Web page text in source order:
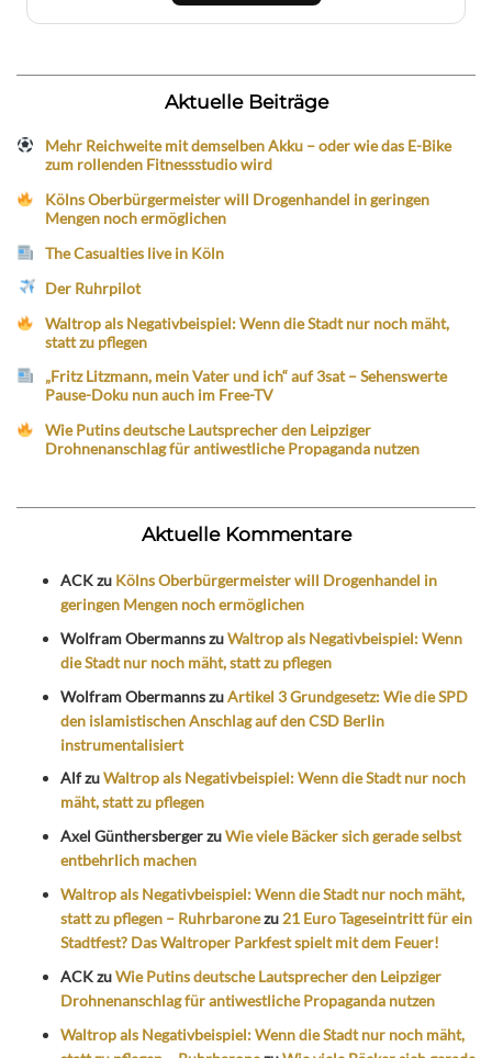
Aktuelle Beiträge
Mehr Reichweite mit demselben Akku – oder wie das E-Bike
zum rollenden Fitnessstudio wird
Kölns Oberbürgermeister will Drogenhandel in geringen
Mengen noch ermöglichen
The Casualties live in Köln
Der Ruhrpilot
Waltrop als Negativbeispiel: Wenn die Stadt nur noch mäht,
statt zu pflegen
„Fritz Litzmann, mein Vater und ich“ auf 3sat – Sehenswerte
Pause-Doku nun auch im Free-TV
Wie Putins deutsche Lautsprecher den Leipziger
Drohnenanschlag für antiwestliche Propaganda nutzen
Aktuelle Kommentare
ACKzu Kölns Oberbürgermeister will Drogenhandel in
geringen Mengen noch ermöglichen
Wolfram ObermannszuWaltrop als Negativbeispiel: Wenn
die Stadt nur noch mäht, statt zu pflegen
Wolfram ObermannszuArtikel 3 Grundgesetz: Wie die SPD
den islamistischen Anschlag auf den CSD Berlin
instrumentalisiert
AlfzuWaltrop als Negativbeispiel: Wenn die Stadt nur noch
mäht, statt zu pflegen
Axel GünthersbergerzuWie viele Bäcker sich gerade selbst
entbehrlich machen
Waltrop als Negativbeispiel: Wenn die Stadt nur noch mäht,
statt zu pflegen – Ruhrbaronezu 21 Euro Tageseintritt für ein
Stadtfest? Das Waltroper Parkfest spielt mit dem Feuer!
ACKzuWie Putins deutsche Lautsprecher den Leipziger
Drohnenanschlag für antiwestliche Propaganda nutzen
Waltrop als Negativbeispiel: Wenn die Stadt nur noch mäht,